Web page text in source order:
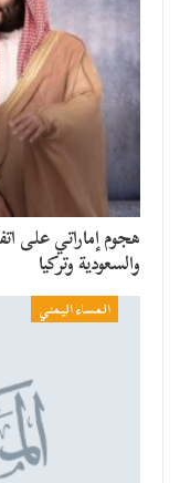
هجوم إماراتي على
والسعودية وتركيا
المساء اليمني